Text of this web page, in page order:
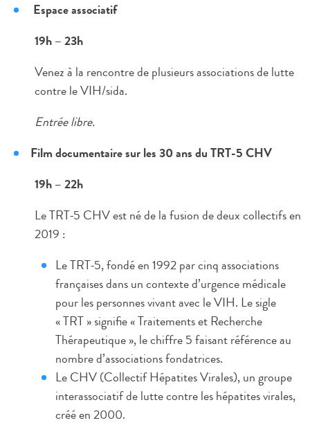
Espace associatif
19h – 23h
Venez à la rencontre de plusieurs associations de lutte
contre le VIH/sida.
Entrée libre.​
Film documentaire sur les 30 ans du TRT-5 CHV
19h – 22h
Le TRT-5 CHV est né de la fusion de deux collectifs en
2019 :
Le TRT-5, fondé en 1992 par cinq associations
françaises dans un contexte d’urgence médicale
pour les personnes vivant avec le VIH. Le sigle
« TRT » signifie « Traitements et Recherche
Thérapeutique », le chiffre 5 faisant référence au
nombre d’associations fondatrices.
Le CHV (Collectif Hépatites Virales), un groupe
interassociatif de lutte contre les hépatites virales,
créé en 2000.